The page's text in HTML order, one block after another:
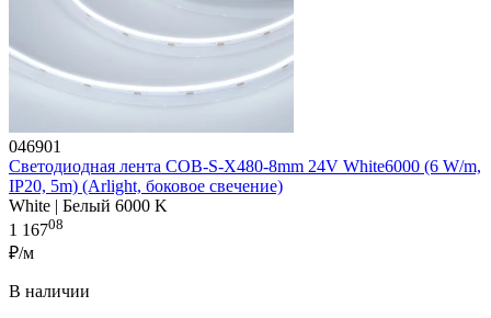
046901
Светодиодная лента COB-S-X480-8mm 24V White6000 (6 W/m,
IP20, 5m) (Arlight, боковое свечение)
White | Белый 6000 K
1 16708
₽/м
В наличии